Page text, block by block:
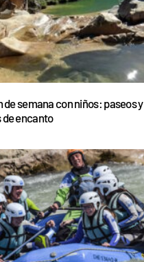
de semana con niños: paseos y
encanto